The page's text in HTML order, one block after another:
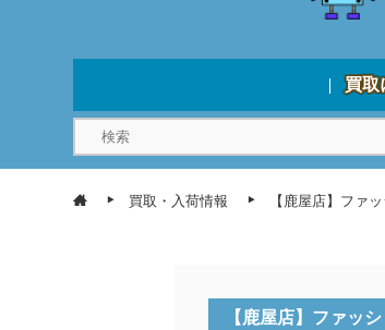
買取
買取・入荷情報 【鹿屋店】ファ
【鹿屋店】ファッ